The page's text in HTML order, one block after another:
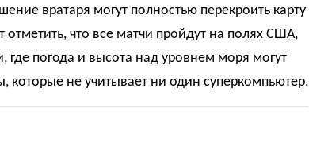
вратаря могут полностью перекроить карту
отметить, что все матчи пройдут на полях США,
где погода и высота над уровнем моря могут
которые не учитывает ни один суперкомпьютер.